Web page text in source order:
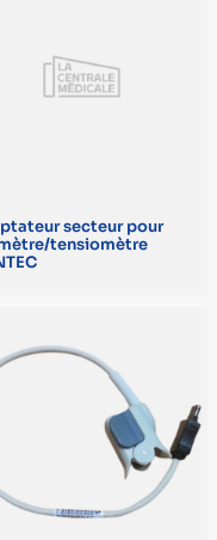
secteur pour
tensiomètre